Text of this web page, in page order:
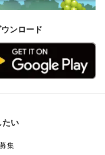
。
使用、小米選別で、
しています。精米し
けします。
ンロード
たい
集